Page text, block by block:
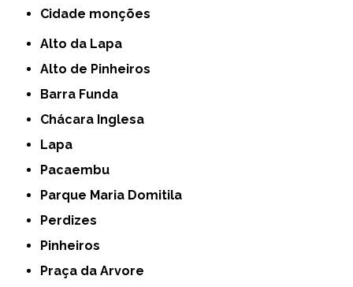
cidade monções
Alto da Lapa
Alto de Pinheiros
Barra Funda
Chácara Inglesa
Lapa
Pacaembu
Parque Maria Domitila
Perdizes
Pinheiros
Praça da Arvore